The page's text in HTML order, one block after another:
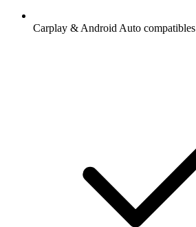
Carplay & Android Auto compatibles